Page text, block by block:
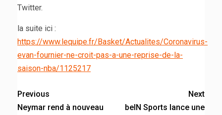
Twitter.
la suite ici :
https://www.lequipe.fr/Basket/Actualites/Coronavirus-
evan-fournier-ne-croit-pas-a-une-reprise-de-la-
saison-nba/1125217
Previous
Neymar rend à nouveau
Next
beIN Sports lance une